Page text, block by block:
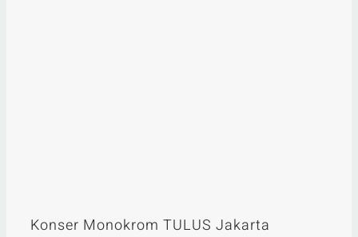
Konser Monokrom TULUS Jakarta